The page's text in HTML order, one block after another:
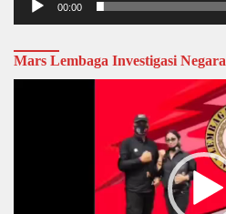
00:00
Mars Lembaga Investigasi Negara